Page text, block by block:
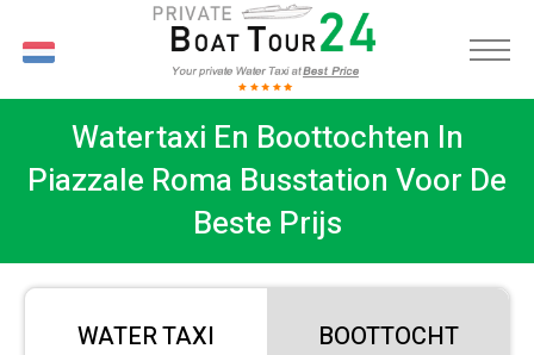
Watertaxi En Boottochten In
Piazzale Roma Busstation Voor De
Beste Prijs
WATER TAXI BOOTTOCHT